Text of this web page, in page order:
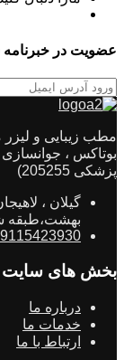
عضویت در
مطب زیبایی و لیزر
بوتاکس ،
پزشکی 205255)
بهشت،طبقه
بخش های سایت
درباره ما
خدمات ما
ارتباط با ما